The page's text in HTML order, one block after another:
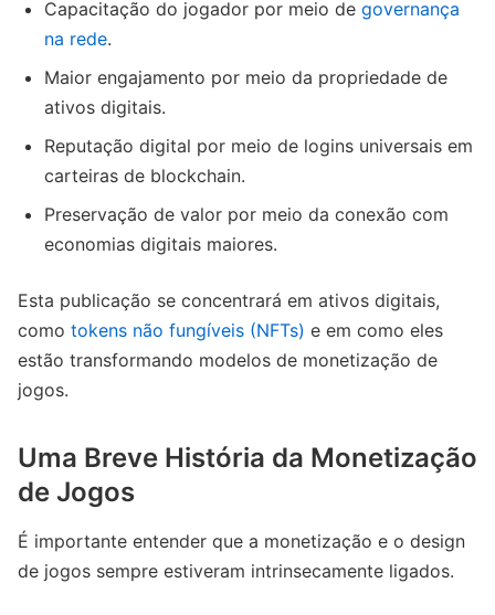
Capacitação do jogador por meio de governança
na rede.
Maior engajamento por meio da propriedade de
ativos digitais.
Reputação digital por meio de logins universais em
carteiras de blockchain.
Preservação de valor por meio da conexão com
economias digitais maiores.
Esta publicação se concentrará em ativos digitais,
como tokens não fungíveis (NFTs) e em como eles
estão transformando modelos de monetização de
jogos.
Uma Breve História da Monetização
de Jogos
É importante entender que a monetização e o design
de jogos sempre estiveram intrinsecamente ligados.